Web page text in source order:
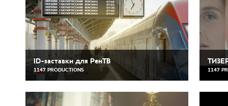
ID-заставки для РенТВ
1147 PRODUCTIONS 1147